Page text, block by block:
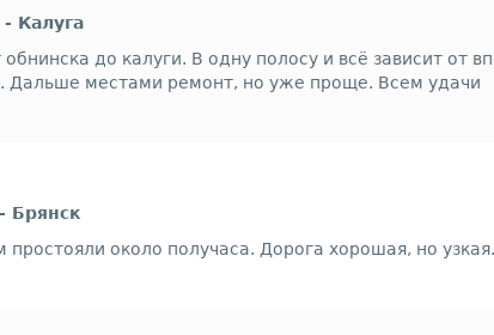
Калуга
до калуги. В одну полосу и всё зависит от
Дальше местами ремонт, но уже проще. Всем удачи
Брянск
около получаса. Дорога хорошая, но узкая.